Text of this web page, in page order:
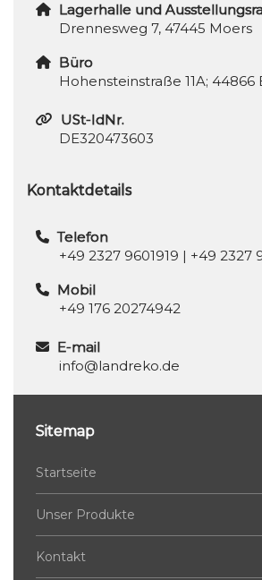
Lagerhalle und
Drennesweg 7, 47445 Moers
Büro
Hohensteinstraße 11A;
USt-IdNr.
DE320473603
Kontaktdetails
Telefon
+49 2327 9601919 | +49 2327
Mobil
+49 176 20274942
E-mail
info@landreko.de
Sitemap
Startseite
Unser Produkte
Kontakt